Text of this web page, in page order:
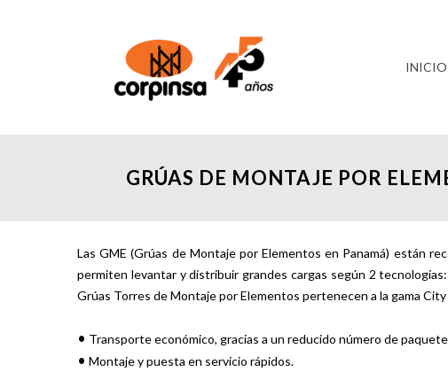
INICIO
GRÚAS DE MONTAJE POR
Las GME (Grúas de Montaje por Elementos en Panamá) están
permiten levantar y distribuir grandes cargas según 2
Grúas Torres de Montaje por Elementos pertenecen a la gama
• Transporte económico, gracias a un reducido número de
• Montaje y puesta en servicio rápidos.